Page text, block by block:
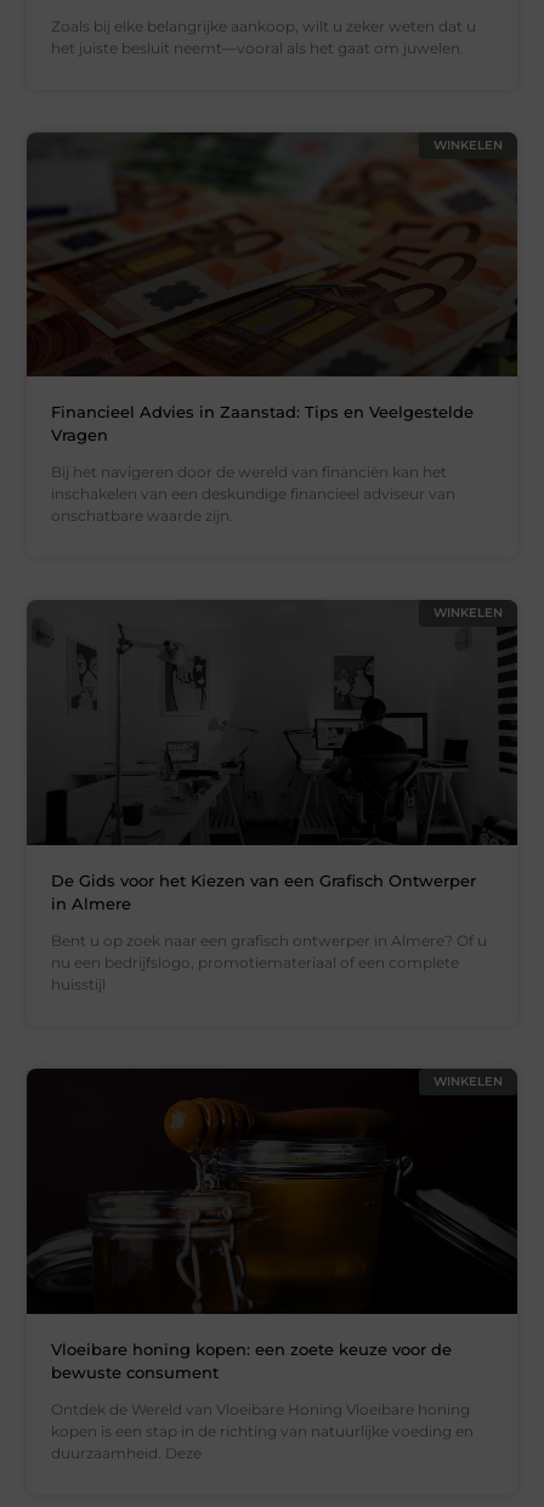
Zoals bij elke belangrijke aankoop, wilt u zeker weten dat u
het juiste besluit neemt—vooral als het gaat om juwelen.
WINKELEN
Financieel Advies in Zaanstad: Tips en Veelgestelde
Vragen
Bij het navigeren door de wereld van financiën kan het
inschakelen van een deskundige financieel adviseur van
onschatbare waarde zijn.
WINKELEN
De Gids voor het Kiezen van een Grafisch Ontwerper
in Almere
Bent u op zoek naar een grafisch ontwerper in Almere? Of u
nu een bedrijfslogo, promotiemateriaal of een complete
huisstijl
WINKELEN
Vloeibare honing kopen: een zoete keuze voor de
bewuste consument
Ontdek de Wereld van Vloeibare Honing Vloeibare honing
kopen is een stap in de richting van natuurlijke voeding en
duurzaamheid. Deze